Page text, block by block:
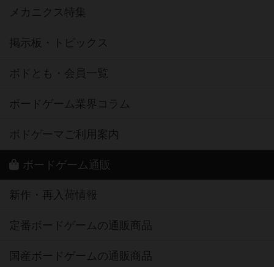
メカニクス特集
掲示板・トピックス
ボドとも・会員一覧
ボードゲーム業界コラム
ボドゲーマご利用案内
ボードゲーム通販
新作・再入荷情報
定番ボードゲームの通販商品
国産ボードゲームの通販商品